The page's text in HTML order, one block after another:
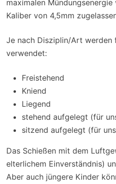
maximalen
Kaliber von 4,5mm
Je nach Disziplin/Art werden
verwendet:
Freistehend
Kniend
Liegend
stehend aufgelegt (für
sitzend aufgelegt (für
Das Schießen mit dem
elterlichem Einverständnis)
Aber auch jüngere Kinder